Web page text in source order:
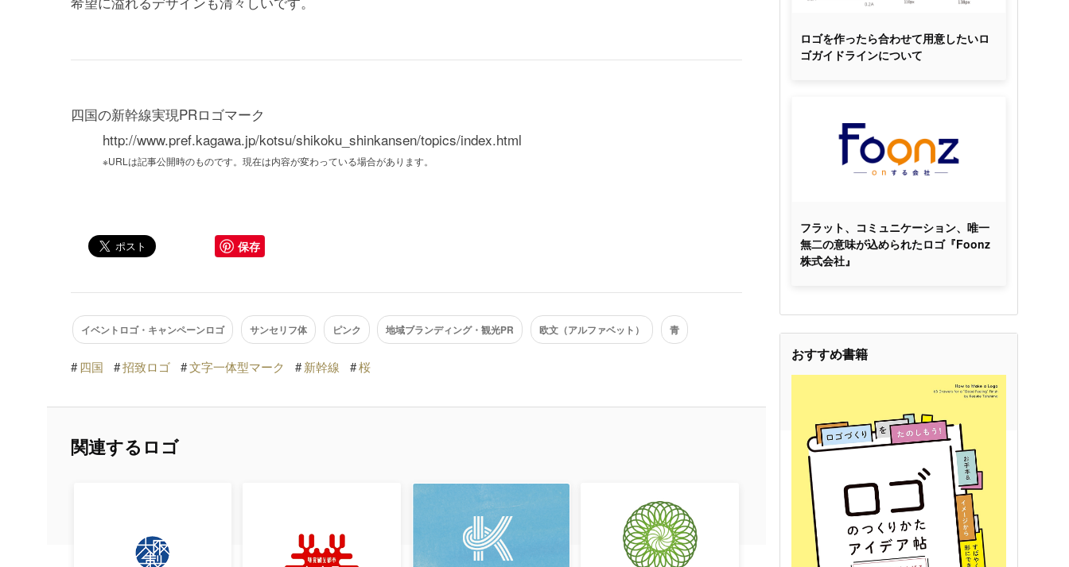
四国の新幹線実現PRロゴマーク
http://www.pref.kagawa.jp/kotsu/shikoku_shinkansen/topics/index.html
※URLは記事公開時のものです。現在は内容が変わっている場合があります。
保存
イベントロゴ・キャンペーンロゴ サンセリフ体 ピンク 地域ブランディング・観光PR 欧文（アルファベット） 青
# 四国 #招致ロゴ #文字一体型マーク # 新幹線 #桜
関連するロゴ
ロゴを作ったら合わせて用意したいロ
ゴガイドラインについて
フラット、コミュニケーション、唯一
無二の意味が込められたロゴ『Foonz
株式会社』
おすすめ書籍